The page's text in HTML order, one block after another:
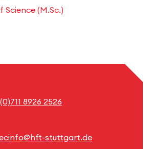
Science (M.Sc.)
8926 2526
stuttgart.de